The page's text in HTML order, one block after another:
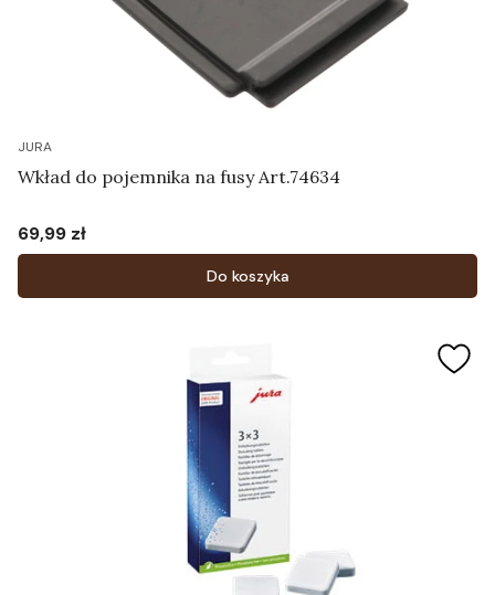
JURA
Wkład do pojemnika na fusy Art.74634
Cena
69,99 zł
Do koszyka